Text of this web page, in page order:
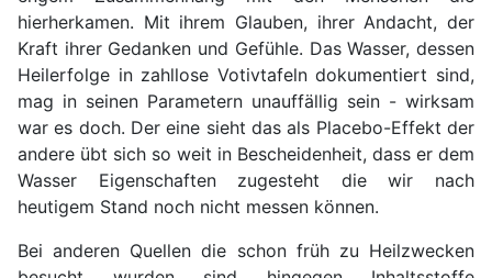
hierherkamen. Mit ihrem Glauben, ihrer Andacht, der
Kraft ihrer Gedanken und Gefühle. Das Wasser, dessen
Heilerfolge in zahllose Votivtafeln dokumentiert sind,
mag in seinen Parametern unauffällig sein - wirksam
war es doch. Der eine sieht das als Placebo-Effekt der
andere übt sich so weit in Bescheidenheit, dass er dem
Wasser Eigenschaften zugesteht die wir nach
heutigem Stand noch nicht messen können.
Bei anderen Quellen die schon früh zu Heilzwecken